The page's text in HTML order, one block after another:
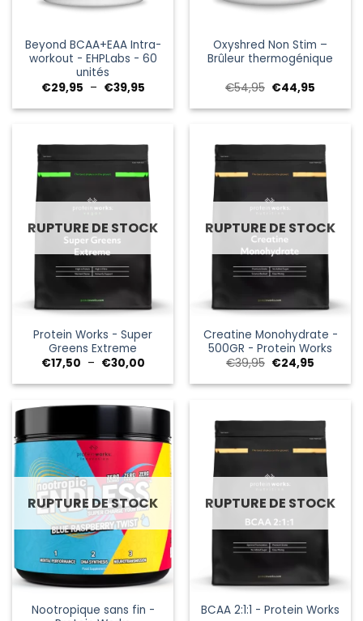
Beyond BCAA+EAA Intra-
workout - EHPLabs - 60
unités
€29,95 – €39,95Plage
prix :
Oxyshred Non Stim –
Brûleur thermogénique
€54,95 Le
initial
€44,95
actuel
€44,95.
RUPTURE DE STOCK
Protein Works - Super
Greens Extreme
€17,50 – €30,00Plage
prix :
à
€30,00
RUPTURE DE STOCK
Creatine Monohydrate -
500GR - Protein Works
€39,95 Le
initial
€24,95
actuel
€24,95.
RUPTURE DE STOCK
Nootropique sans fin -
RUPTURE DE STOCK
BCAA 2:1:1 - Protein Works